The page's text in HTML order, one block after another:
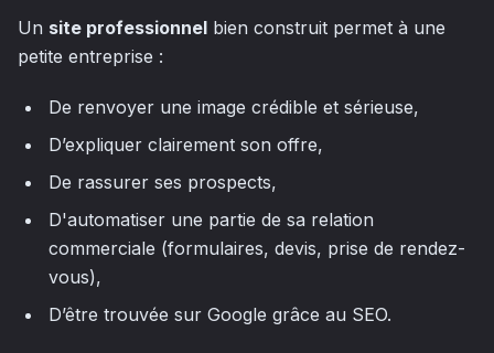
Un site professionnel bien construit permet à une
petite entreprise :
De renvoyer une image crédible et sérieuse,
D’expliquer clairement son offre,
De rassurer ses prospects,
D'automatiser une partie de sa relation
commerciale (formulaires, devis, prise de rendez-
vous),
D’être trouvée sur Google grâce au SEO.